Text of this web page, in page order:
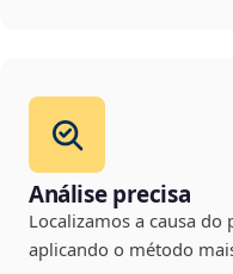
Análise precisa
Localizamos a causa
aplicando o método